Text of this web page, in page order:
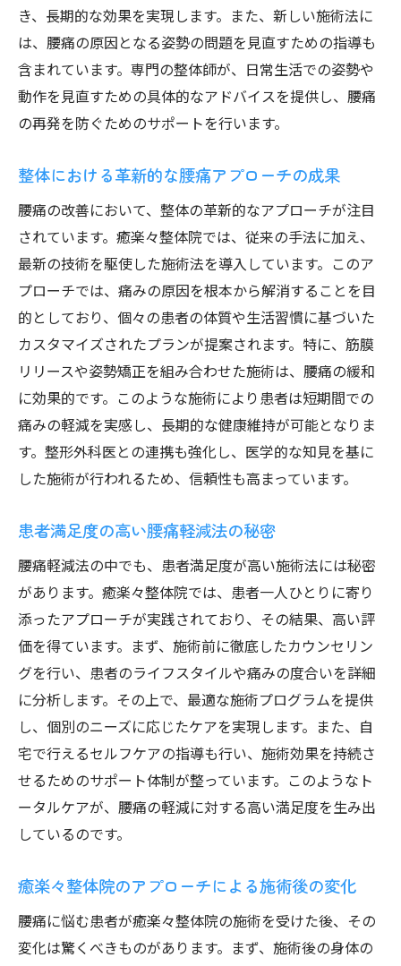
き、長期的な効果を実現します。また、新しい施術法に
は、腰痛の原因となる姿勢の問題を見直すための指導も
含まれています。専門の整体師が、日常生活での姿勢や
動作を見直すための具体的なアドバイスを提供し、腰痛
の再発を防ぐためのサポートを行います。
整体における革新的な腰痛アプローチの成果
腰痛の改善において、整体の革新的なアプローチが注目
されています。癒楽々整体院では、従来の手法に加え、
最新の技術を駆使した施術法を導入しています。このア
プローチでは、痛みの原因を根本から解消することを目
的としており、個々の患者の体質や生活習慣に基づいた
カスタマイズされたプランが提案されます。特に、筋膜
リリースや姿勢矯正を組み合わせた施術は、腰痛の緩和
に効果的です。このような施術により患者は短期間での
痛みの軽減を実感し、長期的な健康維持が可能となりま
す。整形外科医との連携も強化し、医学的な知見を基に
した施術が行われるため、信頼性も高まっています。
患者満足度の高い腰痛軽減法の秘密
腰痛軽減法の中でも、患者満足度が高い施術法には秘密
があります。癒楽々整体院では、患者一人ひとりに寄り
添ったアプローチが実践されており、その結果、高い評
価を得ています。まず、施術前に徹底したカウンセリン
グを行い、患者のライフスタイルや痛みの度合いを詳細
に分析します。その上で、最適な施術プログラムを提供
し、個別のニーズに応じたケアを実現します。また、自
宅で行えるセルフケアの指導も行い、施術効果を持続さ
せるためのサポート体制が整っています。このようなト
ータルケアが、腰痛の軽減に対する高い満足度を生み出
しているのです。
癒楽々整体院のアプローチによる施術後の変化
腰痛に悩む患者が癒楽々整体院の施術を受けた後、その
変化は驚くべきものがあります。まず、施術後の身体の